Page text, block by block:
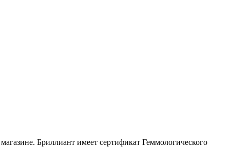
Бриллиант имеет сертификат Геммологического